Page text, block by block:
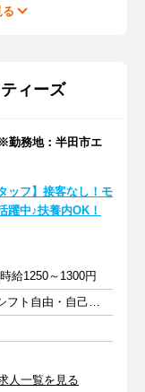
ィーズ
勤務地：半田市エ
ッフ】接客なし！モ
中♪扶養内OK！
給1250～1300円
週2日以上 1日6時間以上 シフト自由・自己申告
人一覧を見る